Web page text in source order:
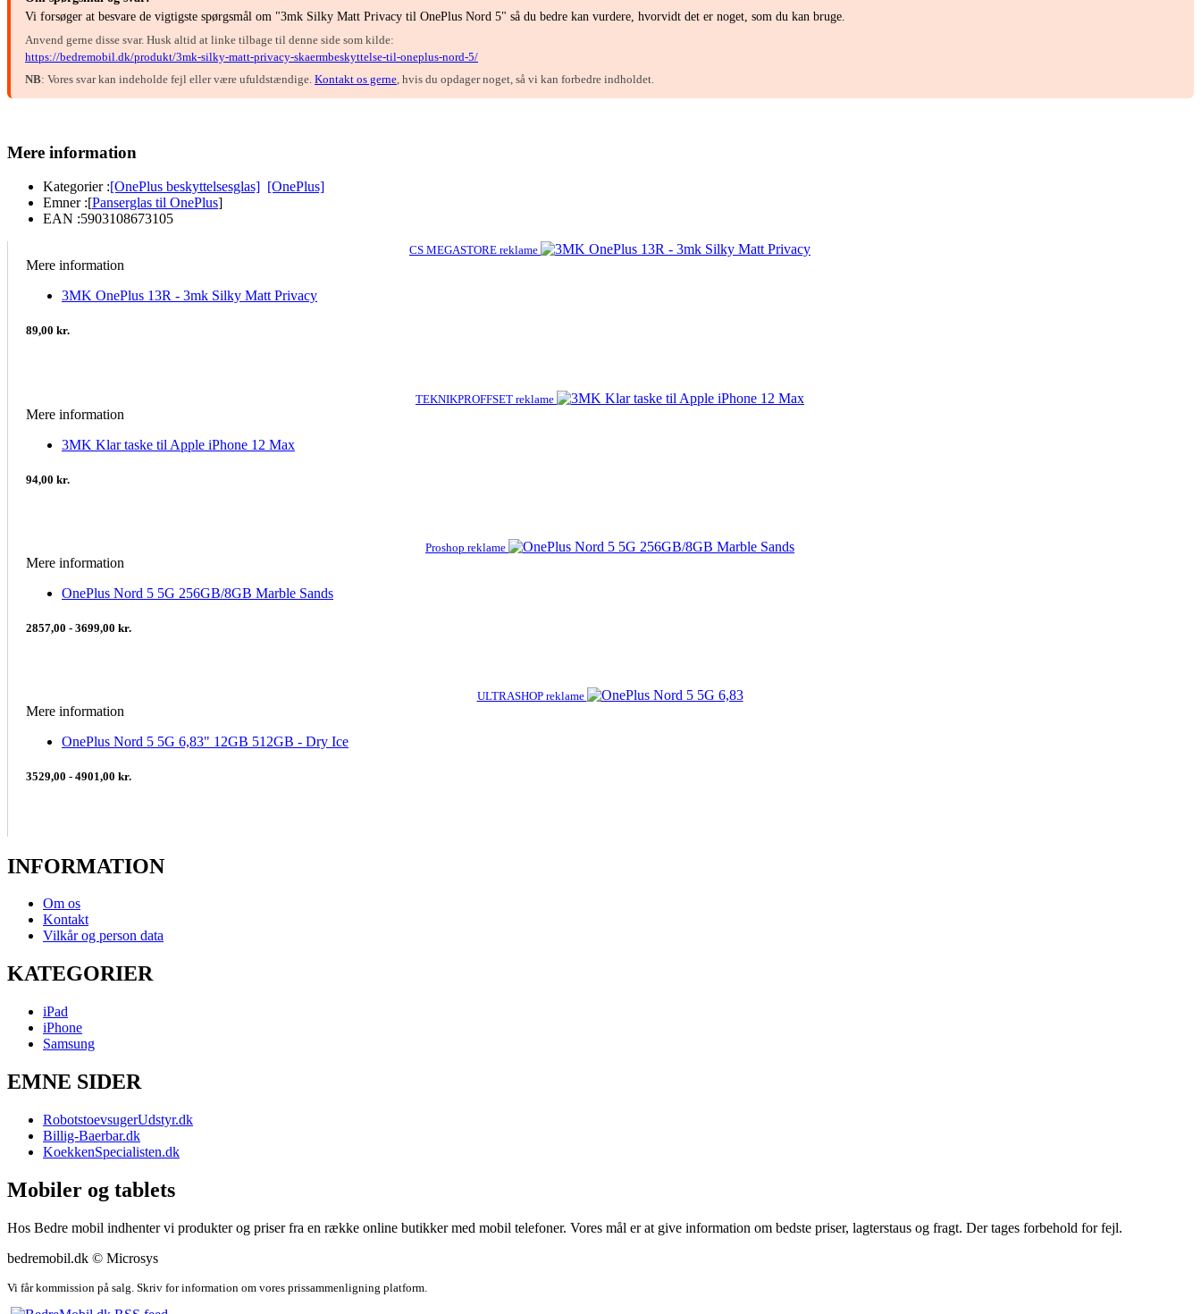
Vi forsøger at besvare de vigtigste spørgsmål om "3mk Silky Matt Privacy til OnePlus Nord 5" så du bedre kan vurdere, hvorvidt det er noget, som du kan bruge.
Anvend gerne disse svar. Husk altid at linke tilbage til denne side som kilde:
https://bedremobil.dk/produkt/3mk-silky-matt-privacy-skaermbeskyttelse-til-oneplus-nord-5/
NB: Vores svar kan indeholde fejl eller være ufuldstændige. Kontakt os gerne , hvis du opdager noget, så vi kan forbedre indholdet.
Mere information
Kategorier :[OnePlus beskyttelsesglas] [OnePlus]
Emner :[Panserglas til OnePlus]
EAN :5903108673105
CS MEGASTORE reklame
Mere information
3MK OnePlus 13R - 3mk Silky Matt Privacy
89,00 kr.
TEKNIKPROFFSET reklame
Mere information
3MK Klar taske til Apple iPhone 12 Max
94,00 kr.
Proshop reklame
Mere information
OnePlus Nord 5 5G 256GB/8GB Marble Sands
2857,00 - 3699,00 kr.
ULTRASHOP reklame
Mere information
OnePlus Nord 5 5G 6,83" 12GB 512GB - Dry Ice
3529,00 - 4901,00 kr.
INFORMATION
Om os
Kontakt
Vilkår og person data
KATEGORIER
iPad
iPhone
Samsung
EMNE SIDER
RobotstoevsugerUdstyr.dk
Billig-Baerbar.dk
KoekkenSpecialisten.dk
Mobiler og tablets
Hos Bedre mobil indhenter vi produkter og priser fra en række online butikker med mobil telefoner. Vores mål er at give information om bedste priser, lagterstaus og fragt. Der tages forbehold for fejl.
bedremobil.dk © Microsys
Vi får kommission på salg. Skriv for information om vores prissammenligning platform.